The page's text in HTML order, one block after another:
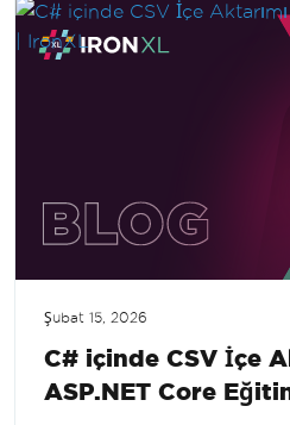
Şubat 15, 2026
C# içinde CSV İçe
ASP.NET Core